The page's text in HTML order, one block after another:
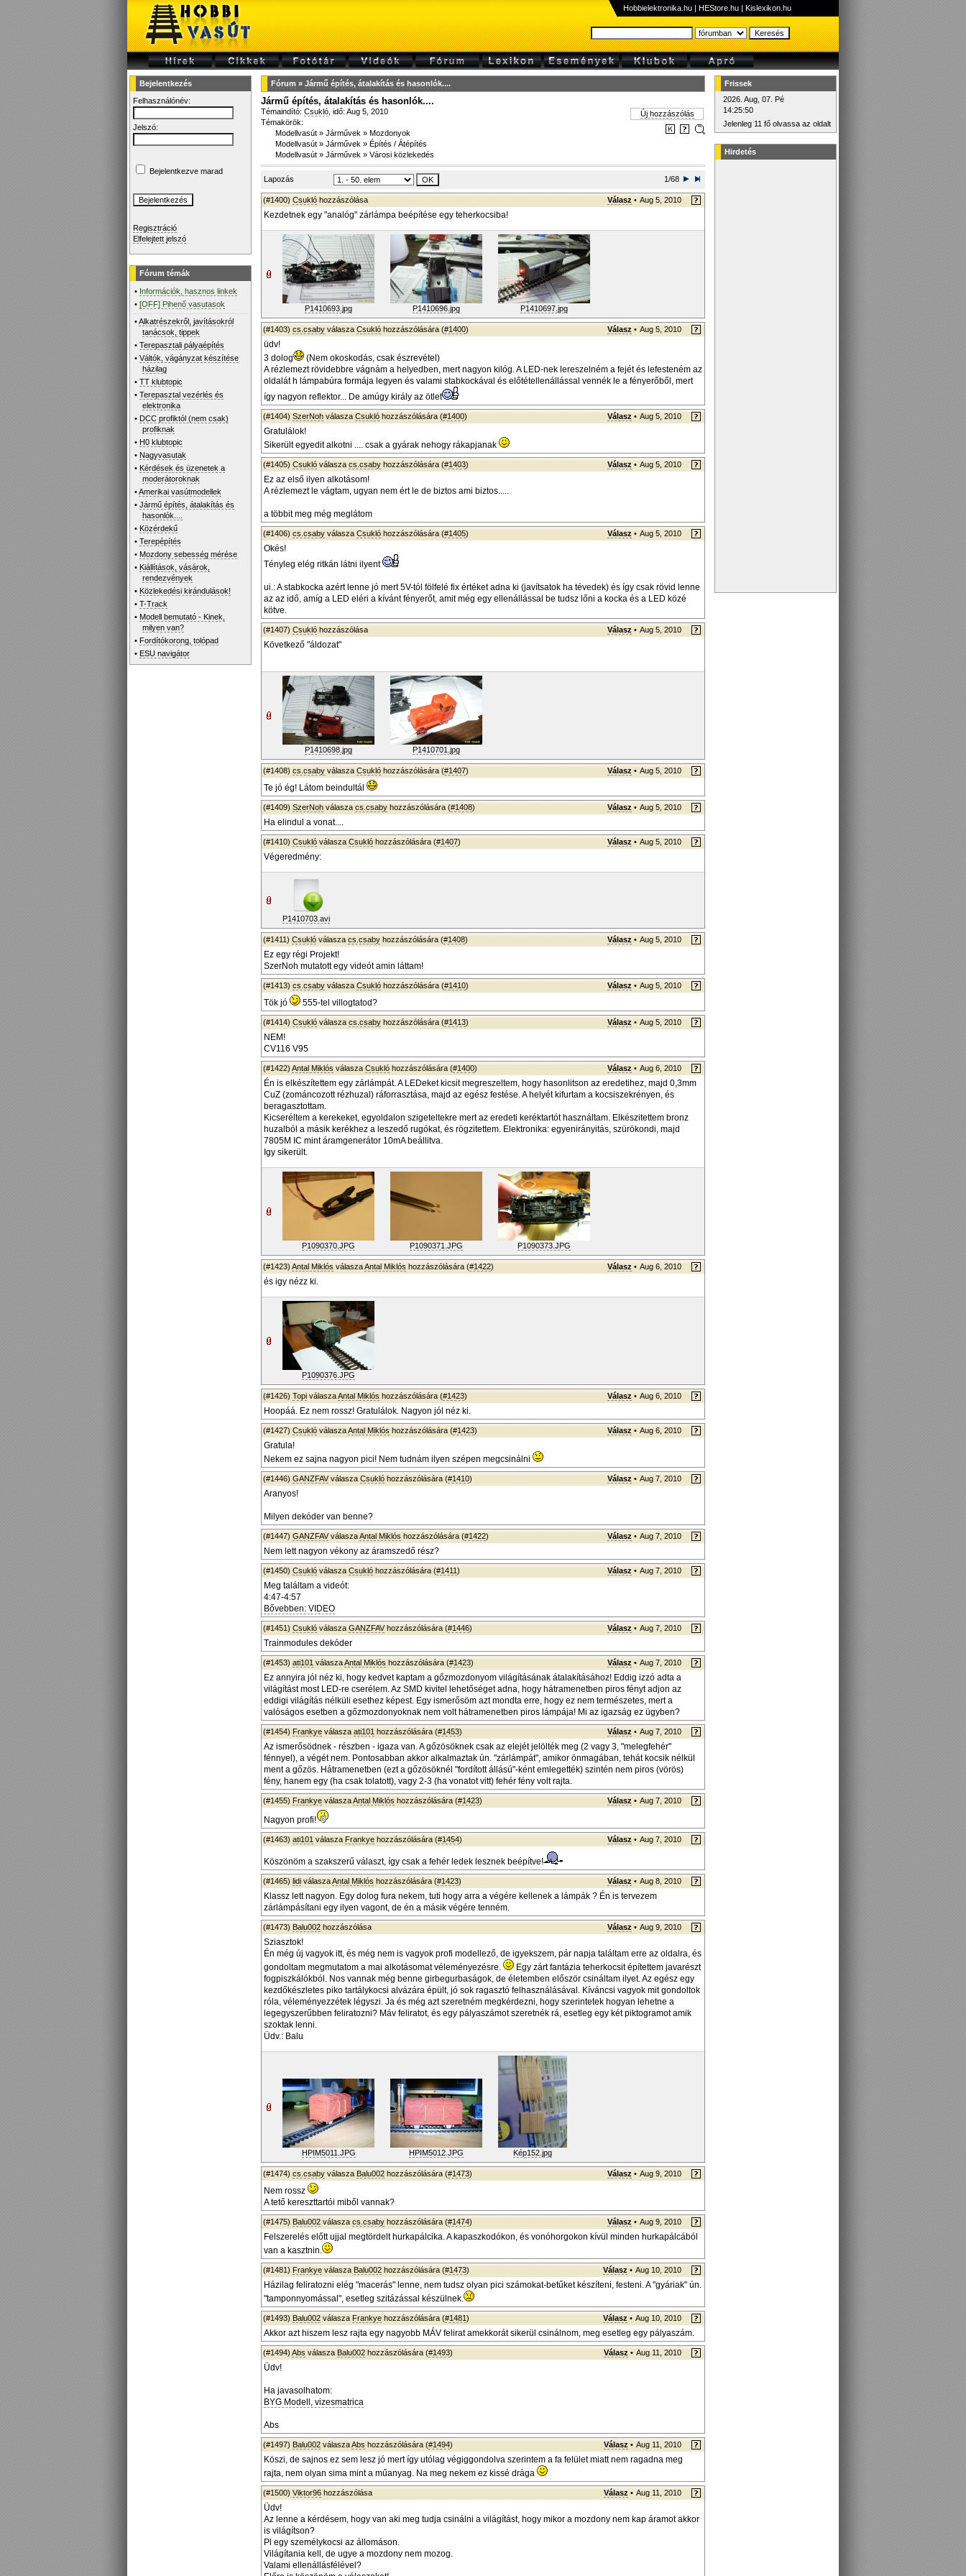
Hobbielektronika.hu | HEStore.hu | Kislexikon.hu
Bejelentkezés
Felhasználónév:
Jelszó:
Bejelentkezve marad
Regisztráció
Elfelejtett jelszó
Fórum témák
• Információk, hasznos linkek
•[OFF] Pihenő vasutasok
•Alkatrészekről, javításokról
tanácsok, tippek
•Terepasztali pályaépítés
•Váltók, vágányzat készítése
házilag
•TT klubtopic
•Terepasztal vezérlés és
elektronika
• DCC profiktól (nem csak)
profiknak
• H0 klubtopic
• Nagyvasutak
• Kérdések és üzenetek a
moderátoroknak
•Amerikai vasútmodellek
•Jármű építés, átalakítás és
hasonlók....
• Közérdekű
•Terepépítés
• Mozdony sebesség mérése
• Kiállítások, vásárok,
rendezvények
• Közlekedési kirándulások!
•T-Track
• Modell bemutató - Kinek,
milyen van?
• Fordítókorong, tolópad
• ESU navigátor
Fórum » Jármű építés, átalakítás és hasonlók....
Jármű építés, átalakítás és hasonlók....
Témaindító: Csukló , idő: Aug 5, 2010
Témakörök:
Modellvasút » Járművek » Mozdonyok
Modellvasút » Járművek » Építés / Átépítés
Modellvasút » Járművek » Városi közlekedés
Új hozzászólás
Lapozás 1/68
(#1400) Csukló hozzászólása Válasz • Aug 5, 2010
Kezdetnek egy "analóg" zárlámpa beépítése egy teherkocsiba!
P1410693.jpg P1410696.jpg P1410697.jpg
(#1403) cs.csaby válasza Csukló hozzászólására (#1400) Válasz • Aug 5, 2010
üdv!
3 dolog
(Nem okoskodás, csak észrevétel)
A rézlemezt rövidebbre vágnám a helyedben, mert nagyon kilóg. A LED-nek lereszelném a fejét és lefesteném az
oldalát h lámpabúra formája legyen és valami stabkockával és előtétellenállással vennék le a fényerőből, mert
így nagyon reflektor... De amúgy király az ötlet
(#1404) SzerNoh válasza Csukló hozzászólására (#1400) Válasz • Aug 5, 2010
Gratulálok!
Sikerült egyedit alkotni .... csak a gyárak nehogy rákapjanak
(#1405) Csukló válasza cs.csaby hozzászólására (#1403) Válasz • Aug 5, 2010
Ez az első ilyen alkotásom!
A rézlemezt le vágtam, ugyan nem ért le de biztos ami biztos.....
a többit meg még meglátom
(#1406) cs.csaby válasza Csukló hozzászólására (#1405) Válasz • Aug 5, 2010
Okés!
Tényleg elég ritkán látni ilyent
ui.: A stabkocka azért lenne jó mert 5V-tól fölfelé fix értéket adna ki (javítsatok ha tévedek) és így csak rövid lenne
az az idő, amíg a LED eléri a kívánt fényerőt, amit még egy ellenállással be tudsz lőni a kocka és a LED közé
kötve.
(#1407) Csukló hozzászólása Válasz • Aug 5, 2010
Következő "áldozat"
P1410698.jpg P1410701.jpg
(#1408) cs.csaby válasza Csukló hozzászólására (#1407) Válasz • Aug 5, 2010
Te jó ég! Látom beindultál
(#1409) SzerNoh válasza cs.csaby hozzászólására (#1408) Válasz • Aug 5, 2010
Ha elindul a vonat....
(#1410) Csukló válasza Csukló hozzászólására (#1407) Válasz • Aug 5, 2010
Végeredmény:
P1410703.avi
(#1411) Csukló válasza cs.csaby hozzászólására (#1408) Válasz • Aug 5, 2010
Ez egy régi Projekt!
SzerNoh mutatott egy videót amin láttam!
(#1413) cs.csaby válasza Csukló hozzászólására (#1410) Válasz • Aug 5, 2010
Tök jó 555-tel villogtatod?
(#1414) Csukló válasza cs.csaby hozzászólására (#1413) Válasz • Aug 5, 2010
NEM!
CV116 V95
(#1422) Antal Miklós válasza Csukló hozzászólására (#1400) Válasz • Aug 6, 2010
Én is elkészítettem egy zárlámpát. A LEDeket kicsit megreszeltem, hogy hasonlitson az eredetihez, majd 0,3mm
CuZ (zománcozott rézhuzal) ráforrasztása, majd az egész festése. A helyét kifurtam a kocsiszekrényen, és
beragasztottam.
Kicseréltem a kerekeket, egyoldalon szigeteltekre mert az eredeti keréktartót használtam. Elkészitettem bronz
huzalból a másik kerékhez a leszedő rugókat, és rögzitettem. Elektronika: egyenirányitás, szürökondi, majd
7805M IC mint áramgenerátor 10mA beállitva.
Igy sikerült.
P1090370.JPG P1090371.JPG P1090373.JPG
(#1423) Antal Miklós válaszaAntal Miklós hozzászólására (#1422) Válasz • Aug 6, 2010
és igy nézz ki.
P1090376.JPG
(#1426) Topi válaszaAntal Miklós hozzászólására (#1423) Válasz • Aug 6, 2010
Hoopáá. Ez nem rossz! Gratulálok. Nagyon jól néz ki.
(#1427) Csukló válaszaAntal Miklós hozzászólására (#1423) Válasz • Aug 6, 2010
Gratula!
Nekem ez sajna nagyon pici! Nem tudnám ilyen szépen megcsinálni
(#1446) GANZFAVválasza Csukló hozzászólására (#1410) Válasz • Aug 7, 2010
Aranyos!
Milyen dekóder van benne?
(#1447) GANZFAVválaszaAntal Miklós hozzászólására (#1422) Válasz • Aug 7, 2010
Nem lett nagyon vékony az áramszedő rész?
(#1450) Csukló válasza Csukló hozzászólására (#1411) Válasz • Aug 7, 2010
Meg találtam a videót:
4:47-4:57
Bővebben: VIDEO
(#1451) Csukló válasza GANZFAVhozzászólására (#1446) Válasz • Aug 7, 2010
Trainmodules dekóder
(#1453) ati101 válaszaAntal Miklós hozzászólására (#1423) Válasz • Aug 7, 2010
Ez annyira jól néz ki, hogy kedvet kaptam a gőzmozdonyom világításának átalakításához! Eddig izzó adta a
világítást most LED-re cserélem. Az SMD kivitel lehetőséget adna, hogy hátramenetben piros fényt adjon az
eddigi világítás nélküli esethez képest. Egy ismerősöm azt mondta erre, hogy ez nem természetes, mert a
valóságos esetben a gőzmozdonyoknak nem volt hátramenetben piros lámpája! Mi az igazság ez ügyben?
(#1454) Frankye válasza ati101 hozzászólására (#1453) Válasz • Aug 7, 2010
Az ismerősödnek - részben - igaza van. A gőzösöknek csak az elejét jelölték meg (2 vagy 3, "melegfehér"
fénnyel), a végét nem. Pontosabban akkor alkalmaztak ún. "zárlámpát", amikor önmagában, tehát kocsik nélkül
ment a gőzös. Hátramenetben (ezt a gőzösöknél "fordított állású"-ként emlegették) szintén nem piros (vörös)
fény, hanem egy (ha csak tolatott), vagy 2-3 (ha vonatot vitt) fehér fény volt rajta.
(#1455) Frankye válaszaAntal Miklós hozzászólására (#1423) Válasz • Aug 7, 2010
Nagyon profi!
(#1463) ati101 válasza Frankye hozzászólására (#1454) Válasz • Aug 7, 2010
Köszönöm a szakszerű választ, így csak a fehér ledek lesznek beépítve!
(#1465) lidi válaszaAntal Miklós hozzászólására (#1423) Válasz • Aug 8, 2010
Klassz lett nagyon. Egy dolog fura nekem, tuti hogy arra a végére kellenek a lámpák ? Én is tervezem
zárlámpásítani egy ilyen vagont, de én a másik végére tenném.
(#1473) Balu002 hozzászólása Válasz • Aug 9, 2010
Sziasztok!
Én még új vagyok itt, és még nem is vagyok profi modellező, de igyekszem, pár napja találtam erre az oldalra, és
gondoltam megmutatom a mai alkotásomat véleményezésre.
Egy zárt fantázia teherkocsit építettem javarészt
fogpiszkálókból. Nos vannak még benne girbegurbaságok, de életemben először csináltam ilyet. Az egész egy
kezdőkészletes piko tartálykocsi alvázára épült, jó sok ragasztó felhasználásával. Kíváncsi vagyok mit gondoltok
róla, véleményezzétek légyszi. Ja és még azt szeretném megkérdezni, hogy szerintetek hogyan lehetne a
legegyszerűbben feliratozni? Máv feliratot, és egy pályaszámot szeretnék rá, esetleg egy két piktogramot amik
szoktak lenni.
Üdv.: Balu
HPIM5011.JPG HPIM5012.JPG Kép152.jpg
(#1474) cs.csaby válasza Balu002 hozzászólására (#1473) Válasz • Aug 9, 2010
Nem rossz
A tető kereszttartói miből vannak?
(#1475) Balu002 válasza cs.csaby hozzászólására (#1474) Válasz • Aug 9, 2010
Felszerelés előtt ujjal megtördelt hurkapálcika. A kapaszkodókon, és vonóhorgokon kívül minden hurkapálcából
van a kasztnin.
(#1481) Frankye válasza Balu002 hozzászólására (#1473) Válasz • Aug 10, 2010
Házilag feliratozni elég "macerás" lenne, nem tudsz olyan pici számokat-betűket készíteni, festeni. A "gyáriak" ún.
"tamponnyomással", esetleg szitázással készülnek.
(#1493) Balu002 válasza Frankye hozzászólására (#1481) Válasz • Aug 10, 2010
Akkor azt hiszem lesz rajta egy nagyobb MÁV felirat amekkorát sikerül csinálnom, meg esetleg egy pályaszám.
(#1494) Abs válasza Balu002 hozzászólására (#1493) Válasz • Aug 11, 2010
Üdv!
Ha javasolhatom:
BYG Modell, vizesmatrica
Abs
(#1497) Balu002 válaszaAbs hozzászólására (#1494) Válasz • Aug 11, 2010
Köszi, de sajnos ez sem lesz jó mert így utólag végiggondolva szerintem a fa felület miatt nem ragadna meg
rajta, nem olyan sima mint a műanyag. Na meg nekem ez kissé drága
(#1500) Viktor96 hozzászólása Válasz • Aug 11, 2010
Üdv!
Az lenne a kérdésem, hogy van aki meg tudja csinálni a világítást, hogy mikor a mozdony nem kap áramot akkor
is világítson?
Pl egy személykocsi az állomáson.
Világítania kell, de ugye a mozdony nem mozog.
Valami ellenállásfélével?
Frissek
2026. Aug, 07. Pé
14:25:50
Jelenleg 11 fő olvassa az oldalt
Hirdetés